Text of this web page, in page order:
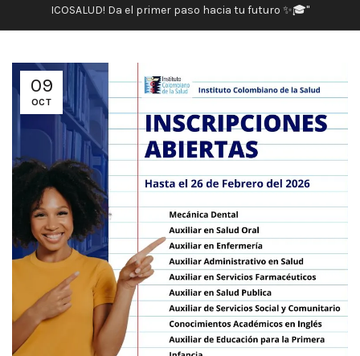
ICOSALUD! Da el primer paso hacia tu futuro ✨🎓"
09
OCT